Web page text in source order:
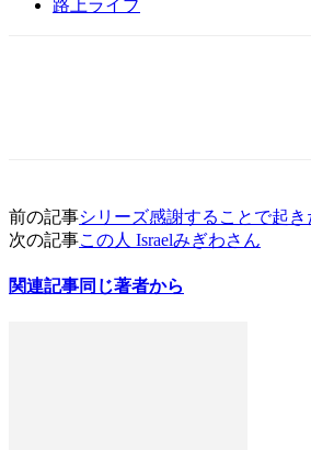
路上ライブ
前の記事シリーズ感謝することで起
次の記事この人 Israelみぎわさん
関連記事同じ著者から